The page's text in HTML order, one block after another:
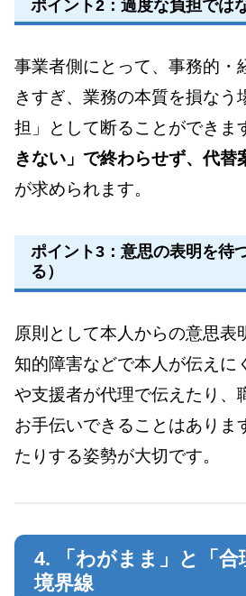
ポイント2：過度な負担では
事業者側にとって、事務的・
きすぎ、業務の本質を損なう
担」として断ることができま
きない」で終わらせず、代替
が求められます。
ポイント3：意思の表明を待
る）
原則として本人からの意思表
知的障害などで本人が伝えに
や支援者が代理で伝えたり、
お手伝いできることはありま
たりする姿勢が大切です。
4. 「わがまま」と「合
境界線